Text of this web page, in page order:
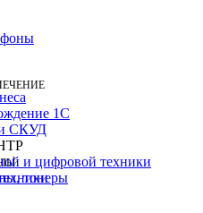
тонеры
1C
СКУД
и цифровой техники